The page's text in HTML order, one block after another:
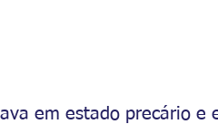
em estado precário